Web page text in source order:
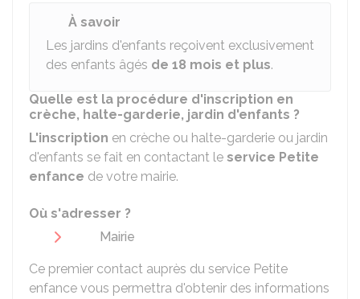
À savoir
Les jardins d'enfants reçoivent exclusivement
des enfants âgés de 18 mois et plus.
Quelle est la procédure d'inscription en
crèche, halte-garderie, jardin d'enfants ?
L'inscription en crèche ou halte-garderie ou jardin
d'enfants se fait en contactant le service Petite
enfance de votre mairie.
Où s'adresser ?
Mairie
Ce premier contact auprès du service Petite
enfance vous permettra d'obtenir des informations